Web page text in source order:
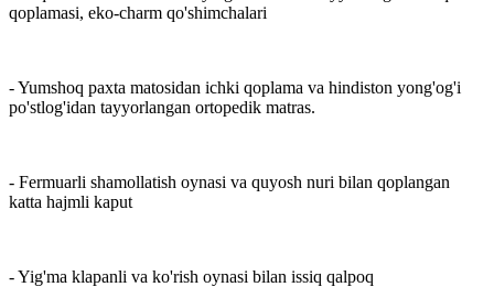
qoplamasi, eko-charm qo'shimchalari
- Yumshoq paxta matosidan ichki qoplama va hindiston yong'og'i
po'stlog'idan tayyorlangan ortopedik matras.
- Fermuarli shamollatish oynasi va quyosh nuri bilan qoplangan
katta hajmli kaput
- Yig'ma klapanli va ko'rish oynasi bilan issiq qalpoq